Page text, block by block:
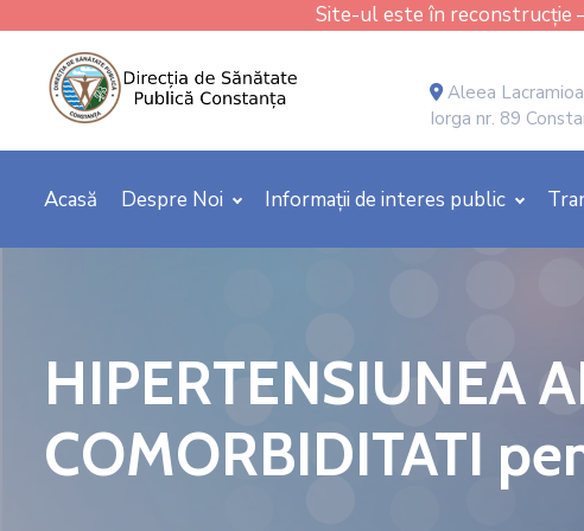
Site-ul este în reconstrucție
Aleea
Iorga nr. 89
Acasă Despre Noi Informații de interes public
HIPERTENSIUNEA
COMORBIDITATI